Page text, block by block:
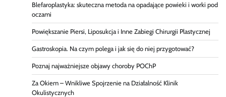
Blefaroplastyka: skuteczna metoda na opadające powieki i worki pod
oczami
Powiększanie Piersi, Liposukcja i Inne Zabiegi Chirurgii Plastycznej
Gastroskopia. Na czym polega i jak się do niej przygotować?
Poznaj najważniejsze objawy choroby POChP
Za Okiem – Wnikliwe Spojrzenie na Działalność Klinik
Okulistycznych